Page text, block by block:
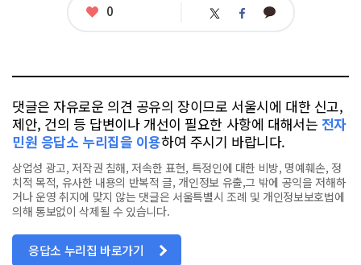
좋
0 트 페 카
댓글은 자유로운 의견 공유의 장이므로 서울시에 대한 신고,
제안, 건의 등 답변이나 개선이 필요한 사항에 대해서는 전자
민원 응답소 누리집을 이용하여 주시기 바랍니다.
상업성 광고, 저작권 침해, 저속한 표현, 특정인에 대한 비방, 명예훼손, 정
치적 목적, 유사한 내용의 반복적 글, 개인정보 유출,그 밖에 공익을 저해하
거나 운영 취지에 맞지 않는 댓글은 서울특별시 조례 및 개인정보보호법에
의해 통보없이 삭제될 수 있습니다.
응답소 누리집 바로가기